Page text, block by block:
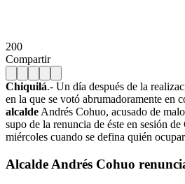
200
Compartir
Chiquilá.- Un día después de la
en la que se votó abrumadoramente en
alcalde Andrés Cohuo, acusado de
supo de la renuncia de éste en sesión
miércoles cuando se defina quién
Alcalde Andrés Cohuo